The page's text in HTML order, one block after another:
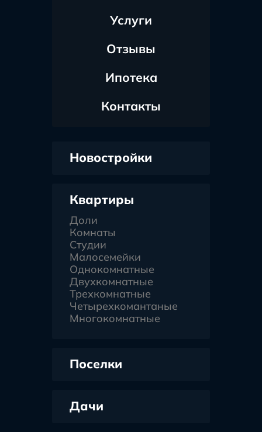
Услуги
Отзывы
Ипотека
Контакты
Новостройки
Квартиры
Доли
Комнаты
Студии
Малосемейки
Однокомнатные
Двухкомнатные
Трехкомнатные
Четырехкомантаные
Многокомнатные
Поселки
Дачи